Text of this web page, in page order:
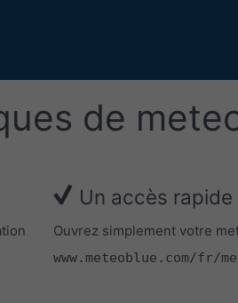
de
Un accès
Ouvrez simplement votre
www.meteoblue.com/fr/